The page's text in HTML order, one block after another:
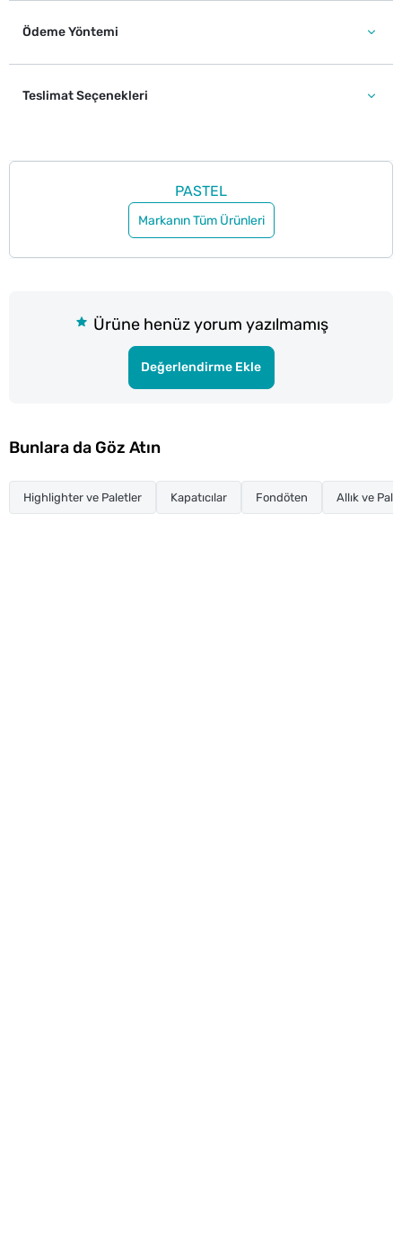
Ödeme Yöntemi
Teslimat Seçenekleri
PASTEL
Markanın Tüm Ürünleri
Ürüne henüz yorum yazılmamış
Değerlendirme Ekle
Bunlara da Göz Atın
Highlighter ve Paletler Kapatıcılar Fondöten Allık ve